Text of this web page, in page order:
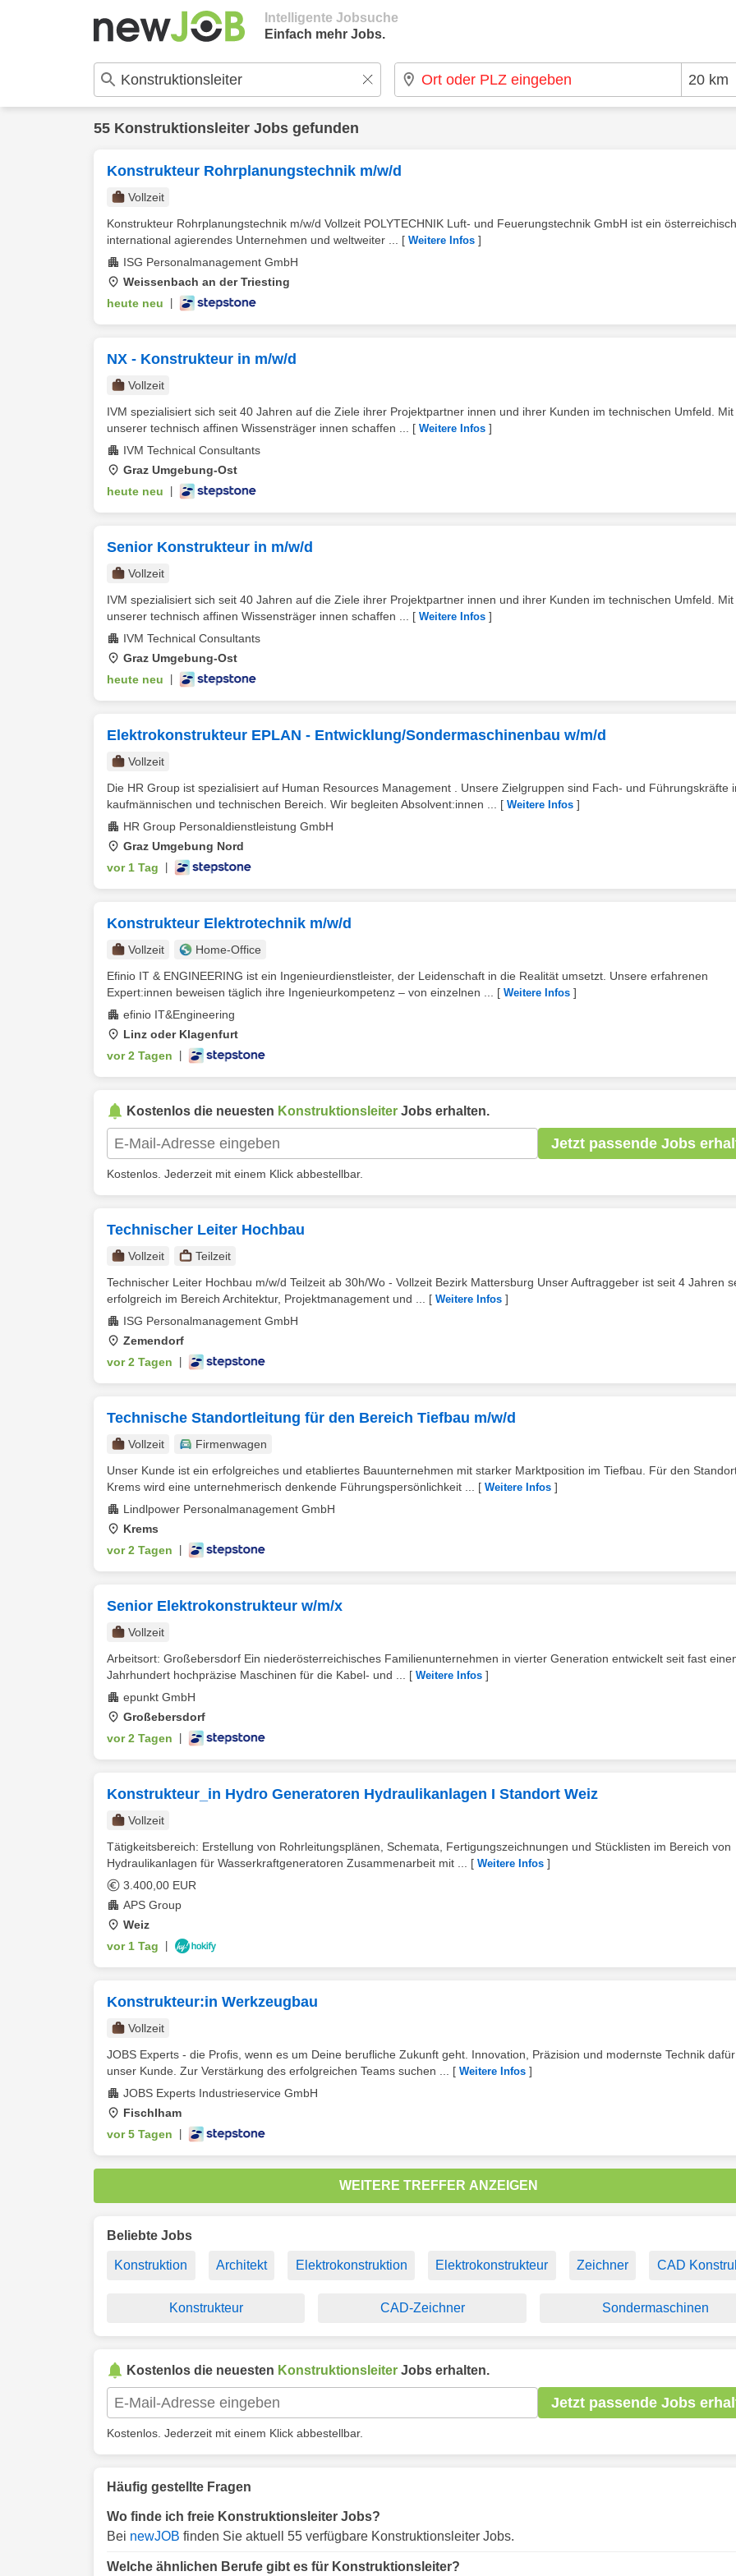
Intelligente Jobsuche
Einfach mehr Jobs.
55 Konstruktionsleiter Jobs gefunden
Konstrukteur Rohrplanungstechnik m/w/d
Vollzeit
Konstrukteur Rohrplanungstechnik m/w/d Vollzeit POLYTECHNIK Luft- und Feuerungstechnik GmbH ist ein
international agierendes Unternehmen und weltweiter ...
[ Weitere Infos ]
ISG Personalmanagement GmbH
Weissenbach an der Triesting
heute neu
NX - Konstrukteur in m/w/d
Vollzeit
IVM spezialisiert sich seit 40 Jahren auf die Ziele ihrer Projektpartner innen und ihrer Kunden im technischen Umfeld. Mit
unserer technisch affinen Wissensträger innen schaffen ...
[ Weitere Infos ]
IVM Technical Consultants
Graz Umgebung-Ost
heute neu
Senior Konstrukteur in m/w/d
Vollzeit
IVM spezialisiert sich seit 40 Jahren auf die Ziele ihrer Projektpartner innen und ihrer Kunden im technischen Umfeld. Mit
unserer technisch affinen Wissensträger innen schaffen ...
[ Weitere Infos ]
IVM Technical Consultants
Graz Umgebung-Ost
heute neu
Elektrokonstrukteur EPLAN - Entwicklung/Sondermaschinenbau w/m/d
Vollzeit
Die HR Group ist spezialisiert auf Human Resources Management . Unsere Zielgruppen sind Fach- und Führungskräfte
kaufmännischen und technischen Bereich. Wir begleiten Absolvent:innen ...
[ Weitere Infos ]
HR Group Personaldienstleistung GmbH
Graz Umgebung Nord
vor 1 Tag
Konstrukteur Elektrotechnik m/w/d
Vollzeit
Home-Office
Efinio IT & ENGINEERING ist ein Ingenieurdienstleister, der Leidenschaft in die Realität umsetzt. Unsere erfahrenen
Expert:innen beweisen täglich ihre Ingenieurkompetenz – von einzelnen ...
[ Weitere Infos ]
efinio IT&Engineering
Linz oder Klagenfurt
vor 2 Tagen
Kostenlos die neuesten Konstruktionsleiter Jobs erhalten.
Jetzt passende Jobs
Kostenlos. Jederzeit mit einem Klick abbestellbar.
Technischer Leiter Hochbau
Vollzeit
Teilzeit
Technischer Leiter Hochbau m/w/d Teilzeit ab 30h/Wo - Vollzeit Bezirk Mattersburg Unser Auftraggeber ist seit 4 Jahren
erfolgreich im Bereich Architektur, Projektmanagement und ...
[ Weitere Infos ]
ISG Personalmanagement GmbH
Zemendorf
vor 2 Tagen
Technische Standortleitung für den Bereich Tiefbau m/w/d
Vollzeit
Firmenwagen
Unser Kunde ist ein erfolgreiches und etabliertes Bauunternehmen mit starker Marktposition im Tiefbau. Für den
Krems wird eine unternehmerisch denkende Führungspersönlichkeit ...
[ Weitere Infos ]
Lindlpower Personalmanagement GmbH
Krems
vor 2 Tagen
Senior Elektrokonstrukteur w/m/x
Vollzeit
Arbeitsort: Großebersdorf Ein niederösterreichisches Familienunternehmen in vierter Generation entwickelt seit fast
Jahrhundert hochpräzise Maschinen für die Kabel- und ...
[ Weitere Infos ]
epunkt GmbH
Großebersdorf
vor 2 Tagen
Konstrukteur_in Hydro Generatoren Hydraulikanlagen I Standort Weiz
Vollzeit
Tätigkeitsbereich: Erstellung von Rohrleitungsplänen, Schemata, Fertigungszeichnungen und Stücklisten im Bereich von
Hydraulikanlagen für Wasserkraftgeneratoren Zusammenarbeit mit ...
[ Weitere Infos ]
3.400,00 EUR
APS Group
Weiz
vor 1 Tag
Konstrukteur:in Werkzeugbau
Vollzeit
JOBS Experts - die Profis, wenn es um Deine berufliche Zukunft geht. Innovation, Präzision und modernste Technik
unser Kunde. Zur Verstärkung des erfolgreichen Teams suchen ...
[ Weitere Infos ]
JOBS Experts Industrieservice GmbH
Fischlham
vor 5 Tagen
WEITERE TREFFER ANZEIGEN
Beliebte Jobs
Konstruktion Architekt Elektrokonstruktion Elektrokonstrukteur Zeichner CAD
Konstrukteur CAD-Zeichner Sondermaschinen
Kostenlos die neuesten Konstruktionsleiter Jobs erhalten.
Jetzt passende Jobs
Kostenlos. Jederzeit mit einem Klick abbestellbar.
Häufig gestellte Fragen
Wo finde ich freie Konstruktionsleiter Jobs?
Bei newJOB finden Sie aktuell 55 verfügbare Konstruktionsleiter Jobs.
Welche ähnlichen Berufe gibt es für Konstruktionsleiter?